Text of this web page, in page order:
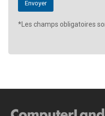
*Les champs obligatoires